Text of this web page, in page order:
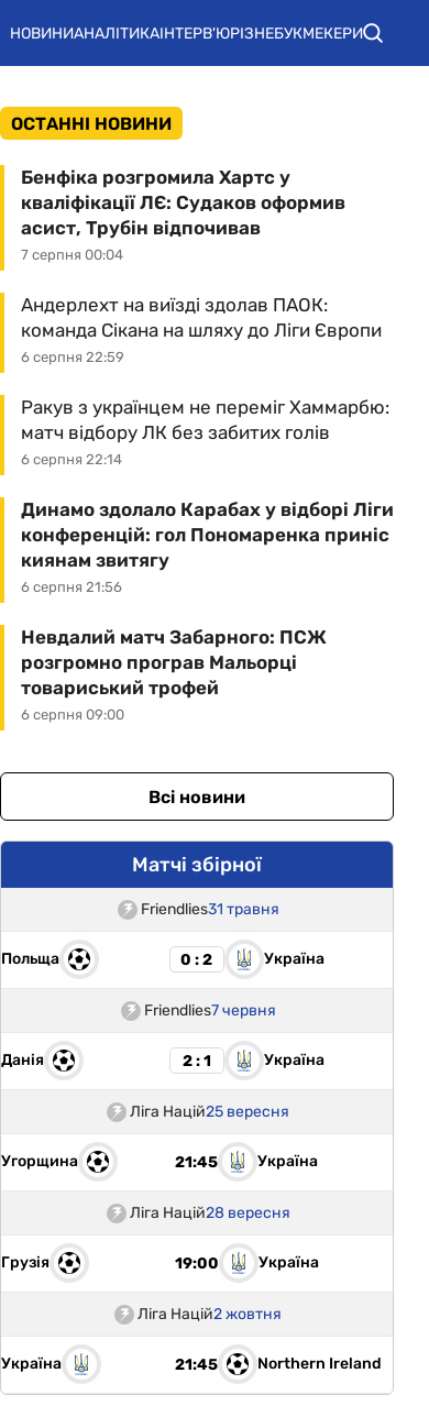
НОВИНИАНАЛІТИКАІНТЕРВ'ЮРІЗНЕБУКМЕКЕРИ
ОСТАННІ НОВИНИ
7 серпня 00:04
Бенфіка розгромила Хартс у
кваліфікації ЛЄ: Судаков оформив
асист, Трубін відпочивав
6 серпня 22:59
Андерлехт на виїзді здолав ПАОК:
команда Сікана на шляху до Ліги Європи
6 серпня 22:14
Ракув з українцем не переміг Хаммарбю:
матч відбору ЛК без забитих голів
6 серпня 21:56
Динамо здолало Карабах у відборі Ліги
конференцій: гол Пономаренка приніс
киянам звитягу
6 серпня 09:00
Невдалий матч Забарного: ПСЖ
розгромно програв Мальорці
товариський трофей
Всі новини
Матчі збірної
Friendlies31 травня
Польща 0 : 2 Україна
Friendlies7 червня
Данія 2 : 1 Україна
Ліга Націй25 вересня
Угорщина 21:45 Україна
Ліга Націй28 вересня
Грузія 19:00 Україна
Ліга Націй2 жовтня
Україна 21:45 Northern Ireland